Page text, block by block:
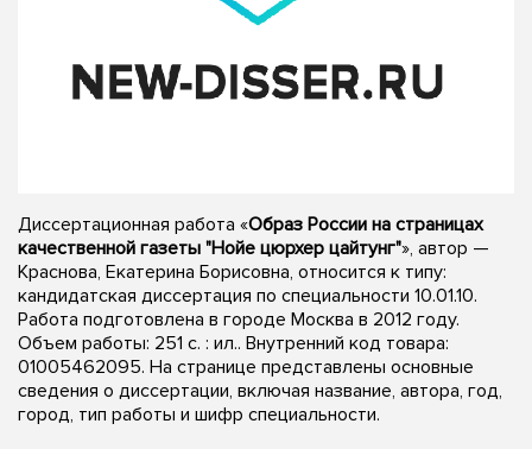
Диссертационная работа «Образ России на страницах
качественной газеты "Нойе цюрхер цайтунг"», автор —
Краснова, Екатерина Борисовна, относится к типу:
кандидатская диссертация по специальности 10.01.10.
Работа подготовлена в городе Москва в 2012 году.
Объем работы: 251 с. : ил.. Внутренний код товара:
01005462095. На странице представлены основные
сведения о диссертации, включая название, автора, год,
город, тип работы и шифр специальности.